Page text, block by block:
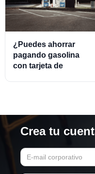
¿Puedes ahorrar
pagando gasolina
con tarjeta de
Crea tu